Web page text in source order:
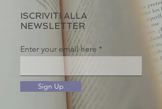
ISCRIVITI ALLA
NEWSLETTER
Enter your email here
Sign Up